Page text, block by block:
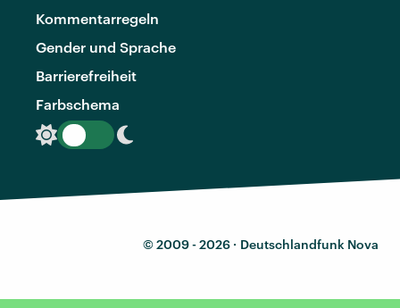
Kommentarregeln
Gender und Sprache
Barrierefreiheit
Farbschema
© 2009 - 2026 · Deutschlandfunk Nova